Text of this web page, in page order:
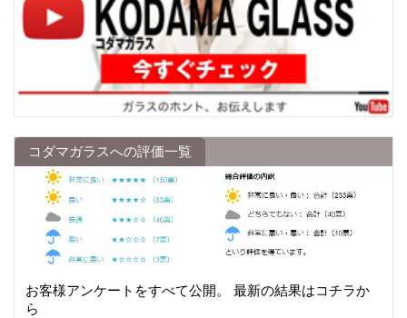
コダマガラスへの評価一覧
お客様アンケートをすべて公開。 最新の結果はコチラか
ら